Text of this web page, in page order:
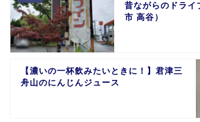
昔ながらのドラ
市 高谷）
【濃いの一杯飲みたいときに！】君津三
舟山のにんじんジュース